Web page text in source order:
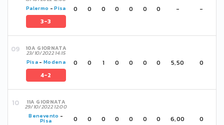
Palermo -Pisa
3-3
0 0 0 0 0 0 0 - -
10A GIORNATA
23/10/2022 14:15
Pisa-Modena
4-2
0 0 1 0 0 0 0 5,50 0
11A GIORNATA
29/10/2022 12:00
Benevento -
Pisa 0 0 0 0 0 0 0 6,00 0